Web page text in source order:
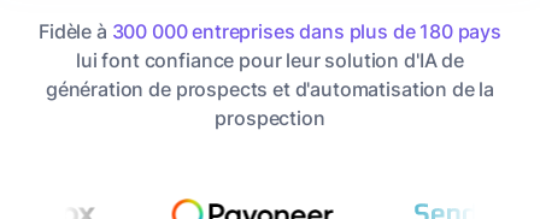
Fidèle à 300 000 entreprises dans plus de 180 pays
lui font confiance pour leur solution d'IA de
génération de prospects et d'automatisation de la
prospection